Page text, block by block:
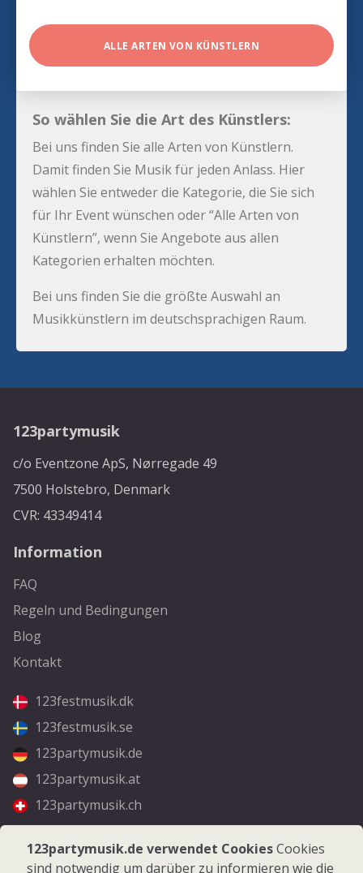
ALLE ARTEN VON KÜNSTLERN
So wählen Sie die Art des Künstlers:
Bei uns finden Sie alle Arten von Künstlern.
Damit finden Sie Musik für jeden Anlass. Hier
wählen Sie entweder die Kategorie, die Sie sich
für Ihr Event wünschen oder “Alle Arten von
Künstlern”, wenn Sie Angebote aus allen
Kategorien erhalten möchten.
Bei uns finden Sie die größte Auswahl an
Musikkünstlern im deutschsprachigen Raum.
123partymusik
c/o Eventzone ApS, Nørregade 49
7500 Holstebro, Denmark
CVR: 43349414
Information
FAQ
Regeln und Bedingungen
Blog
Kontakt
123festmusik.dk
123festmusik.se
123partymusik.de
123partymusik.at
123partymusik.ch
Folgen Sie uns
123partymusik.de verwendet CookiesCookies
sind notwendig um darüber zu informieren wie die